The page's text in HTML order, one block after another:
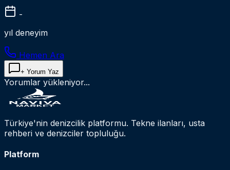
-
yıl deneyim
Hemen Ara
+ Yorum Yaz
Yorumlar yükleniyor...
Türkiye'nin denizcilik platformu. Tekne ilanları, usta
rehberi ve denizciler topluluğu.
Platform